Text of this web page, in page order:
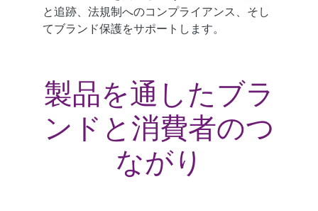
と追跡、法規制へのコンプライアンス、そし
てブランド保護をサポートします。
製品を通したブラ
ンドと消費者のつ
ながり